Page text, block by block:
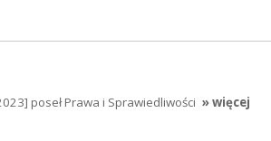
poseł Prawa i Sprawiedliwości » więcej